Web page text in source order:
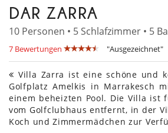
DAR ZARRA
10 Personen • 5 Schlafzimmer • 5
7 Bewertungen "Ausgezeichnet"
Villa Zarra ist eine schöne und
Golfplatz Amelkis in Marrakesch
einem beheizten Pool. Die Villa ist
vom Golfclubhaus entfernt, in der
Koch und Zimmermädchen zur